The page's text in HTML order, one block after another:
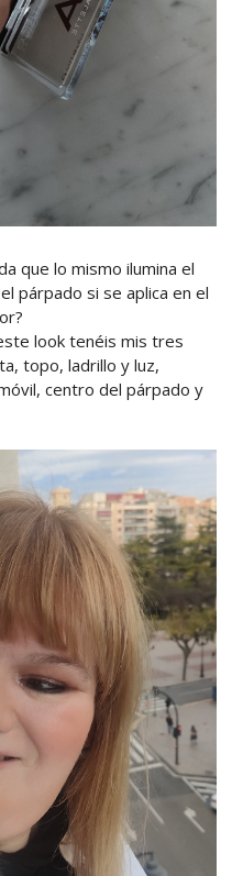
que lo mismo ilumina el
párpado si se aplica en el
look tenéis mis tres
topo, ladrillo y luz,
centro del párpado y